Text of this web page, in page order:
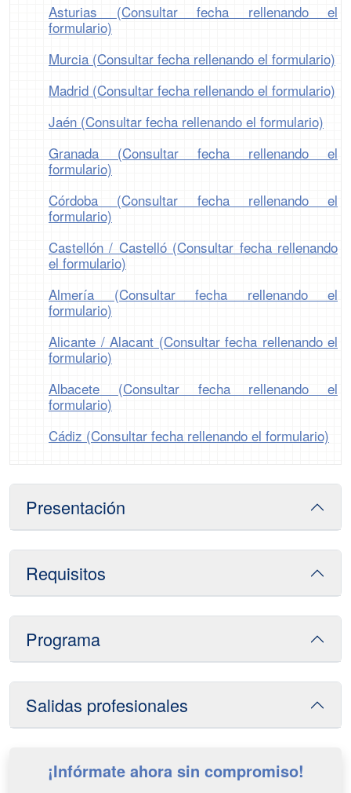
Asturias (Consultar fecha rellenando el
formulario)
Murcia (Consultar fecha rellenando el formulario)
Madrid (Consultar fecha rellenando el formulario)
Jaén (Consultar fecha rellenando el formulario)
Granada (Consultar fecha rellenando el
formulario)
Córdoba (Consultar fecha rellenando el
formulario)
Castellón / Castelló (Consultar fecha rellenando
el formulario)
Almería (Consultar fecha rellenando el
formulario)
Alicante / Alacant (Consultar fecha rellenando el
formulario)
Albacete (Consultar fecha rellenando el
formulario)
Cádiz (Consultar fecha rellenando el formulario)
Presentación
Requisitos
Programa
Salidas profesionales
¡Infórmate ahora sin compromiso!